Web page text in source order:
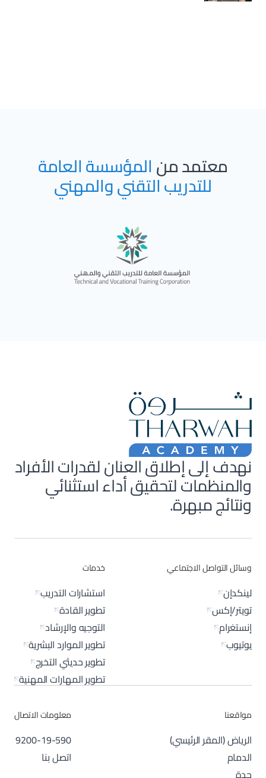
معتمد منالمؤسسة العامة
للتدريب التقني والمهني
نهدف إلى إطلاق العنان لقدرات الأفراد
والمنظمات لتحقيق أداء استثنائي
ونتائج مبهرة.
وسائل التواصل الاجتماعي
لينكدإن
تويتر/إكس
إنستغرام
يوتيوب
خدمات
استشارات التدريب
تطوير القادة
التوجيه والإرشاد
تطوير الموارد البشرية
تطوير حديثي التخرج
تطوير المهارات المهنية
مواقعنا
الرياض (المقر الرئيسي)
الدمام
جدة
معلومات الاتصال
9200-19-590
اتصل بنا